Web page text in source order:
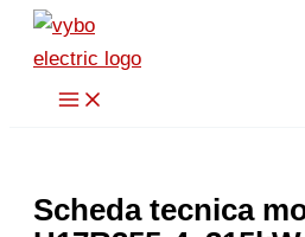
Vai
contenuto
Scheda tecnica